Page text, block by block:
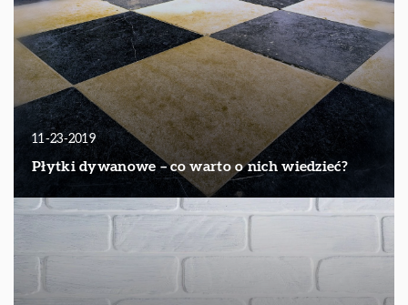
11-23-2019
Płytki dywanowe – co warto o nich wiedzieć?